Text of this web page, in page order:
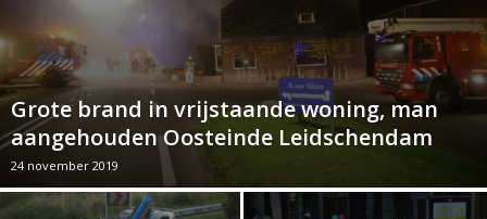
Grote brand in vrijstaande woning, man
aangehouden Oosteinde Leidschendam
24 november 2019